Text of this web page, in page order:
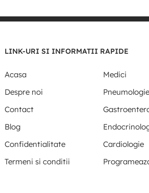
LINK-URI SI INFORMATII RAPIDE
Acasa
Medici
Despre noi
Pneumologie
Contact
Blog
Confidentialitate
Cardiologie
Termeni si conditii